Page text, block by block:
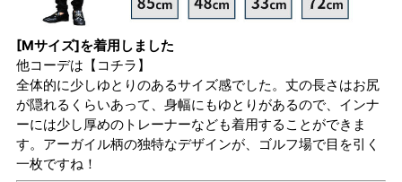
[Mサイズ]を着用しました
他コーデは 【コチラ】
全体的に少しゆとりのあるサイズ感でした。丈の長さはお尻
が隠れるくらいあって、身幅にもゆとりがあるので、インナ
ーには少し厚めのトレーナーなども着用することができま
す。アーガイル柄の独特なデザインが、ゴルフ場で目を引く
一枚ですね！